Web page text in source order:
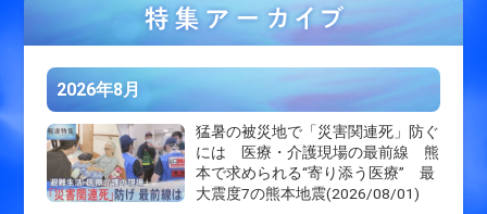
2026年8月
猛暑の被災地で「災害関連死」防ぐ
には 医療・介護現場の最前線 熊
本で求められる“寄り添う医療” 最
大震度7の熊本地震(2026/08/01)